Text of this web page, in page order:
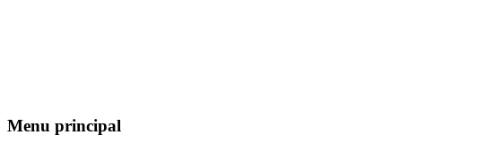
Menu principal